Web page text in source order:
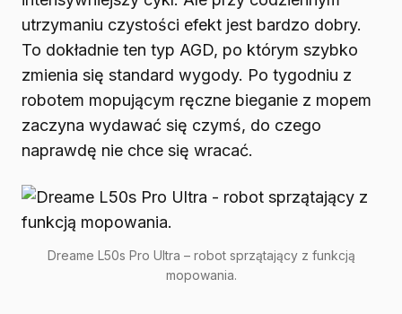
utrzymaniu czystości efekt jest bardzo dobry.
To dokładnie ten typ AGD, po którym szybko
zmienia się standard wygody. Po tygodniu z
robotem mopującym ręczne bieganie z mopem
zaczyna wydawać się czymś, do czego
naprawdę nie chce się wracać.
Dreame L50s Pro Ultra – robot sprzątający z funkcją
mopowania.